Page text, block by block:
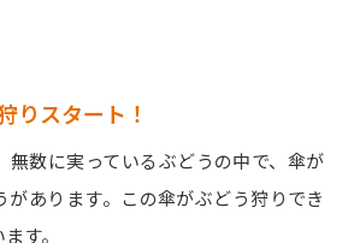
りスタート！
無数に実っているぶどうの中で、傘が
があります。この傘がぶどう狩りでき
す。